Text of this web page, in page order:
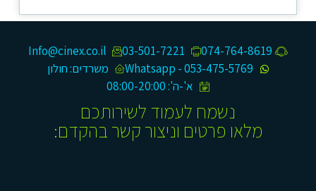
074-764-8619​
03-501-7221
Info@cinex.co.il
053-475-5769 - Whatsapp
משרדים: חולון
א'-ה': 08:00-20:00
נשמח לעמוד לשירותכם
מלאו פרטים וניצור קשר בהקדם: